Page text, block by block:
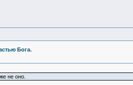
Бога.
не оно.